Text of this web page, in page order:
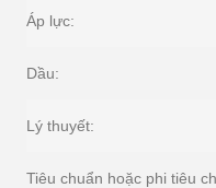
Áp lực:
Dầu:
Lý thuyết:
Tiêu chuẩn hoặc phi tiêu